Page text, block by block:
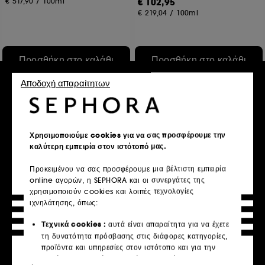
Προσθήκη στο καλάθι
€ 102,95
€ 219,04 / 100ml
Προσθήκη στο καλάθι
SISLEY
Express Flower Gel
7
€ 148,95
/100ml
Sisleÿa L'Intégral Anti-Âge
Radiance Anti-Dark Spot
Serum
1
€ 555,95
Χρησιμοποιούμε cookies για να σας προσφέρουμε την
καλύτερη εμπειρία στον ιστότοπό μας.
Προκειμένου να σας προσφέρουμε μια βέλτιστη εμπειρία
online αγορών, η SEPHORA και οι συνεργάτες της
χρησιμοποιούν cookies και λοιπές τεχνολογίες
ιχνηλάτησης, όπως:
Τεχνικά cookies : αυτά είναι απαραίτητα για να έχετε
τη δυνατότητα πρόσβασης στις διάφορες κατηγορίες,
προϊόντα και υπηρεσίες στον ιστότοπο και για την
ασφάλεια του ιστότοπου. Είναι απαραίτητα για την
Αποδοχή απαραίτητων